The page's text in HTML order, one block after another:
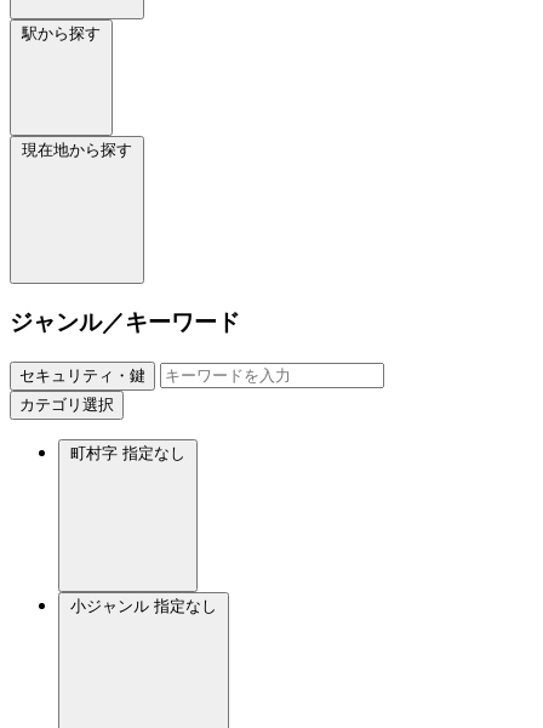
駅から探す
現在地から探す
ジャンル／キーワード
セキュリティ・鍵
カテゴリ選択
町村字 指定なし
小ジャンル 指定なし